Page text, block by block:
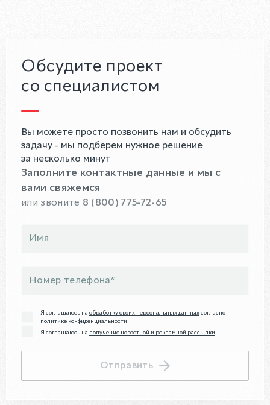
Обсудите проект
со специалистом
Вы можете просто позвонить нам и обсудить
задачу - мы подберем нужное решение
за несколько минут
Заполните контактные данные и мы с
вами свяжемся
или звоните 8 (800) 775-72-65
Я соглашаюсь на обработку своих персональных данных согласно
политике конфиденциальности
Я соглашаюсь на получение новостной и рекламной рассылки
Отправить